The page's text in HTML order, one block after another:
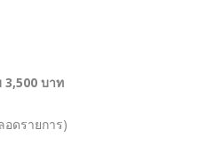
3,500 บาท
ดรายการ)